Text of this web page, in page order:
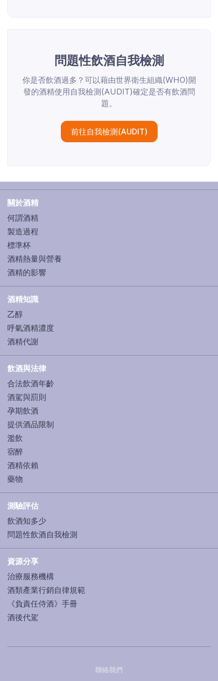
問題性飲酒自我檢測
你是否飲酒過多？可以藉由世界衛生組織(WHO)開
發的酒精使用自我檢測(AUDIT)確定是否有飲酒問
題。
前往自我檢測(AUDIT)
關於酒精
何謂酒精
製造過程
標準杯
酒精熱量與營養
酒精的影響
酒精知識
乙醇
呼氣酒精濃度
酒精代謝
飲酒與法律
合法飲酒年齡
酒駕與罰則
孕期飲酒
提供酒品限制
濫飲
宿醉
酒精依賴
藥物
測驗評估
飲酒知多少
問題性飲酒自我檢測
資源分享
治療服務機構
酒類產業行銷自律規範
《負責任侍酒》手冊
酒後代駕
聯絡我們